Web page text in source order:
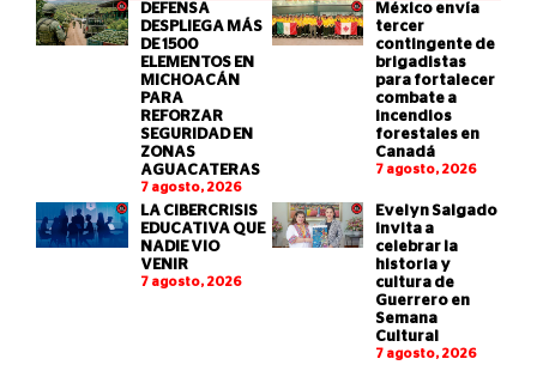
DEFENSA
DESPLIEGA MÁS
DE 1500
ELEMENTOS EN
MICHOACÁN
PARA
REFORZAR
SEGURIDAD EN
ZONAS
AGUACATERAS
7 agosto, 2026
México envía
tercer
contingente de
brigadistas
para fortalecer
combate a
incendios
forestales en
Canadá
7 agosto, 2026
LA CIBERCRISIS
EDUCATIVA QUE
NADIE VIO
VENIR
7 agosto, 2026
Evelyn Salgado
invita a
celebrar la
historia y
cultura de
Guerrero en
Semana
Cultural
7 agosto, 2026